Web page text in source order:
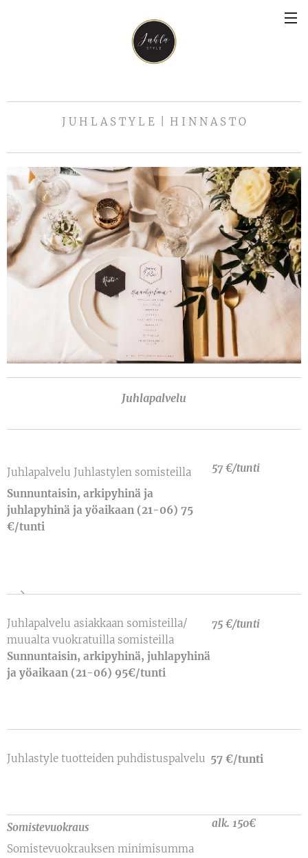
J U H L A S T Y L E | H I N N A S T O
Juhlapalvelu
Juhlapalvelu Juhlastylen somisteilla
Sunnuntaisin, arkipyhinä ja
juhlapyhinä ja yöaikaan (21-06) 75
€/tunti
57 €/tunti
Juhlapalvelu asiakkaan somisteilla/
muualta vuokratuilla somisteilla
Sunnuntaisin, arkipyhinä, juhlapyhinä
ja yöaikaan (21-06) 95€/tunti
75 €/tunti
Juhlastyle tuotteiden puhdistuspalvelu 57 €/tunti
Somistevuokraus
Somistevuokrauksen minimisumma
alk. 150€